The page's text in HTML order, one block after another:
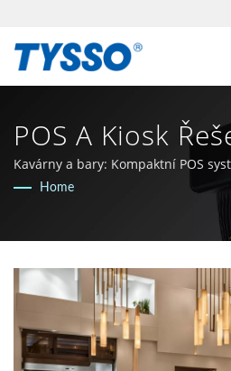
POS A Kiosk
Pohostinské
Transformace
Hotelů |
Wanu, AIDC &
Od Roku 1981 |
INC
Kavárny a bary: Kompaktní POS
dotykové displeje
Home